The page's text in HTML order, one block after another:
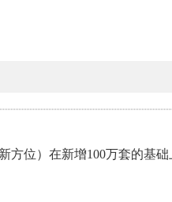
方位）在新增100万套的基